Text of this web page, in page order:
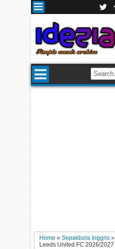
Home»Sepakbola Inggris»
Leeds United FC 2026/2027